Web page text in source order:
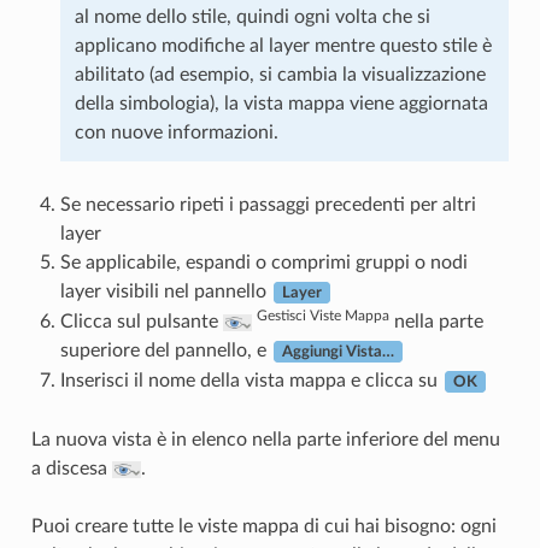
al nome dello stile, quindi ogni volta che si
applicano modifiche al layer mentre questo stile è
abilitato (ad esempio, si cambia la visualizzazione
della simbologia), la vista mappa viene aggiornata
con nuove informazioni.
Se necessario ripeti i passaggi precedenti per altri
layer
Se applicabile, espandi o comprimi gruppi o nodi
layer visibili nel pannello
Layer
Clicca sul pulsante Gestisci Viste Mappanella parte
superiore del pannello, e
Aggiungi Vista…
Inserisci il nome della vista mappa e clicca su OK
La nuova vista è in elenco nella parte inferiore del menu
a discesa
.
Puoi creare tutte le viste mappa di cui hai bisogno: ogni